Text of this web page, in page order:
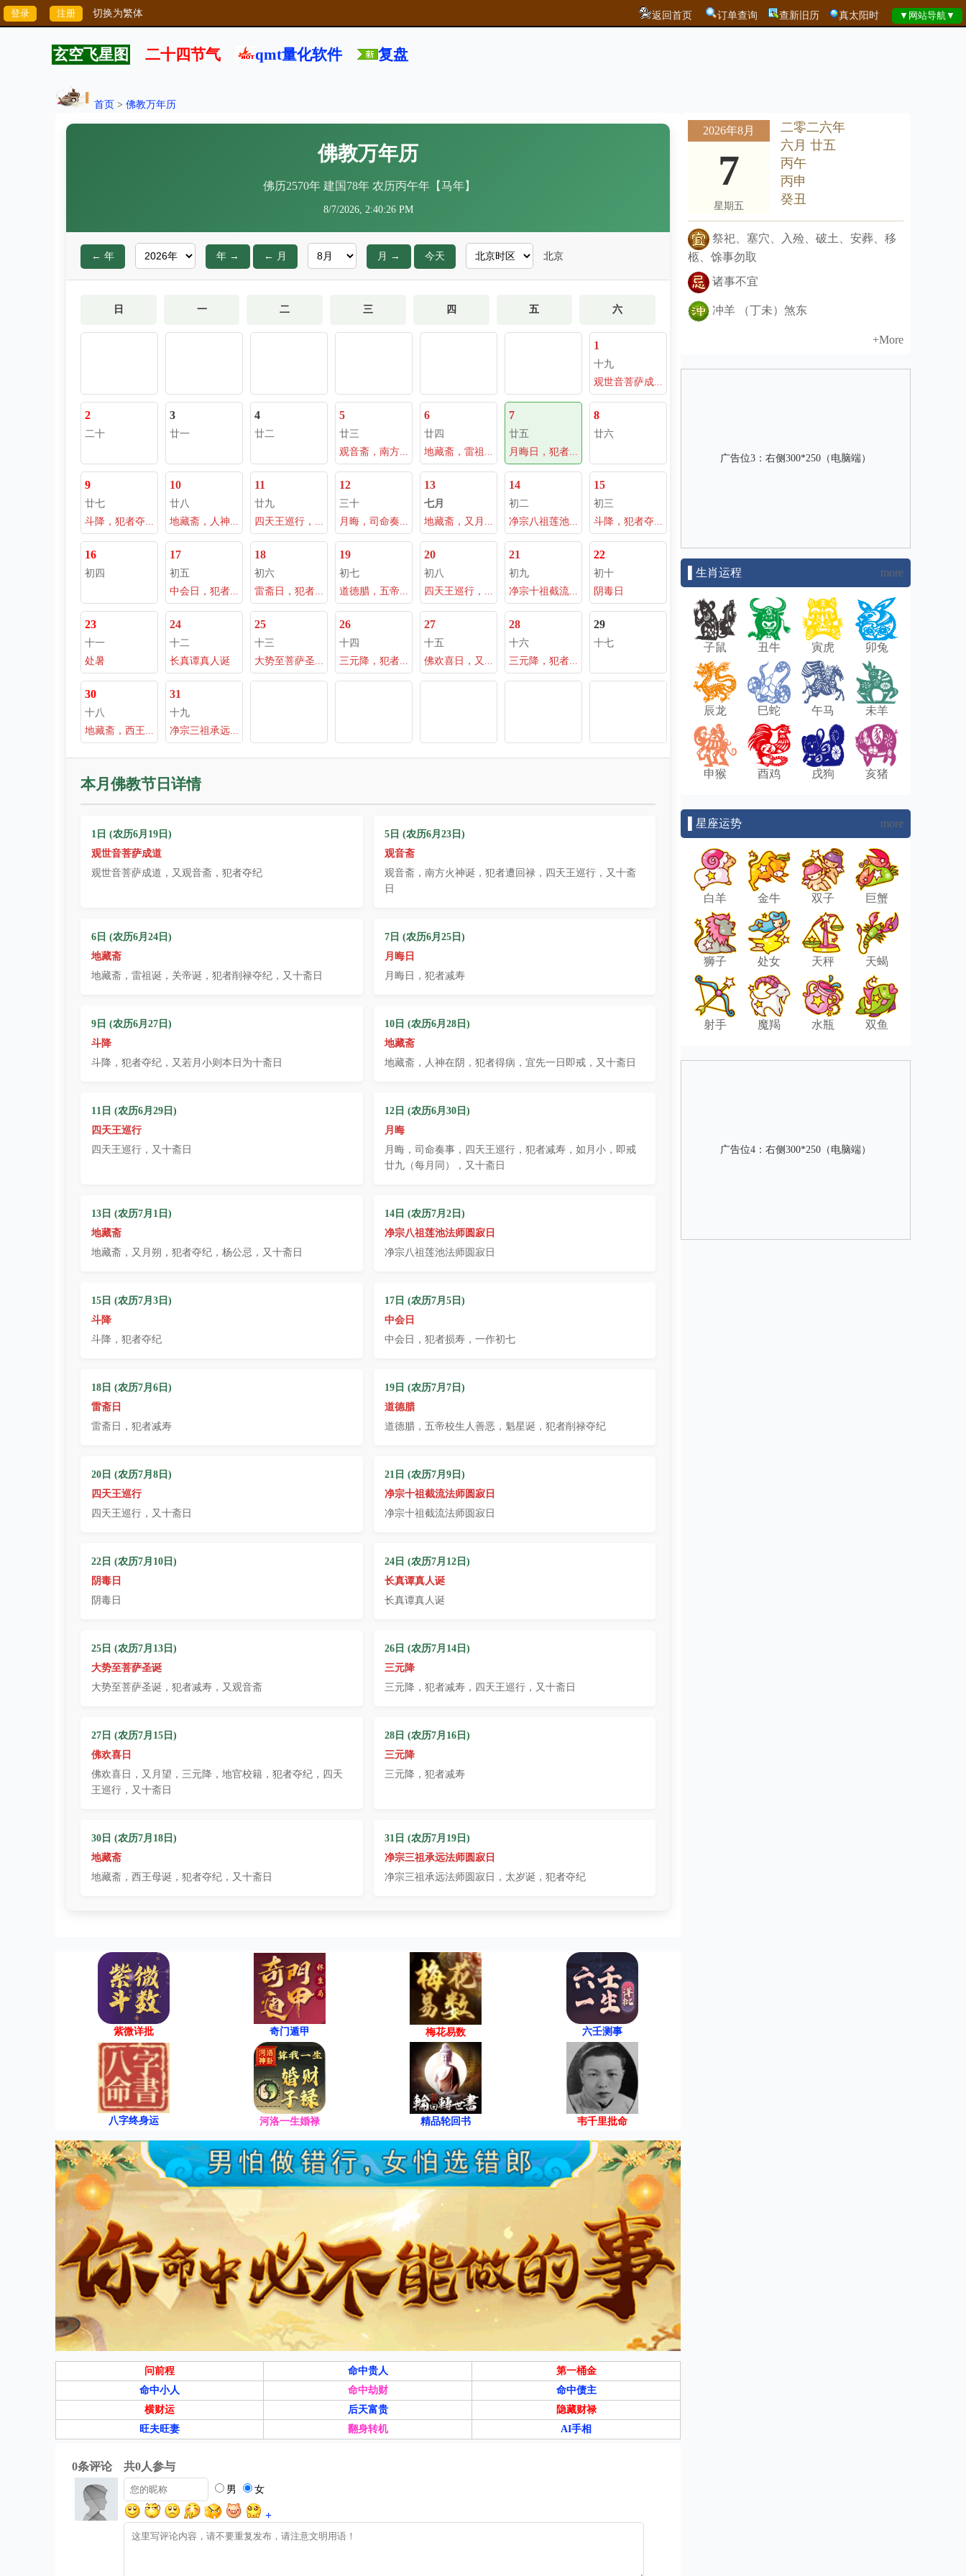
切换为繁体 返回首页 订单查询 查新旧历 真太阳时
玄空飞星图 二十四节气 qmt量化软件 复盘
首页 > 佛教万年历
佛教万年历
佛历2570年 建国78年 农历丙午年【马年】
8/7/2026, 2:40:27 PM
← 年 年 → ← 月 月 → 今天 北京
日 一 二 三 四 五 六
1
十九
观世音菩萨成...
2
二十
3
廿一
4
廿二
5
廿三
观音斋，南方...
6
廿四
地藏斋，雷祖...
7
廿五
月晦日，犯者...
8
廿六
9
廿七
斗降，犯者夺...
10
廿八
地藏斋，人神...
11
廿九
四天王巡行，...
12
三十
月晦，司命奏...
13
七月
地藏斋，又月...
14
初二
净宗八祖莲池...
15
初三
斗降，犯者夺...
16
初四
17
初五
中会日，犯者...
18
初六
雷斋日，犯者...
19
初七
道德腊，五帝...
20
初八
四天王巡行，...
21
初九
净宗十祖截流...
22
初十
阴毒日
23
十一
处暑
24
十二
长真谭真人诞
25
十三
大势至菩萨圣...
26
十四
三元降，犯者...
27
十五
佛欢喜日，又...
28
十六
三元降，犯者...
29
十七
30
十八
地藏斋，西王...
31
十九
净宗三祖承远...
本月佛教节日详情
1日 (农历6月19日)
观世音菩萨成道
观世音菩萨成道，又观音斋，犯者夺纪
5日 (农历6月23日)
观音斋
观音斋，南方火神诞，犯者遭回禄，四天王巡行，又十斋
日
6日 (农历6月24日)
地藏斋
地藏斋，雷祖诞，关帝诞，犯者削禄夺纪，又十斋日
7日 (农历6月25日)
月晦日
月晦日，犯者减寿
9日 (农历6月27日)
斗降
斗降，犯者夺纪，又若月小则本日为十斋日
10日 (农历6月28日)
地藏斋
地藏斋，人神在阴，犯者得病，宜先一日即戒，又十斋日
11日 (农历6月29日)
四天王巡行
四天王巡行，又十斋日
12日 (农历6月30日)
月晦
月晦，司命奏事，四天王巡行，犯者减寿，如月小，即戒
廿九（每月同），又十斋日
13日 (农历7月1日)
地藏斋
地藏斋，又月朔，犯者夺纪，杨公忌，又十斋日
14日 (农历7月2日)
净宗八祖莲池法师圆寂日
净宗八祖莲池法师圆寂日
15日 (农历7月3日)
斗降
斗降，犯者夺纪
17日 (农历7月5日)
中会日
中会日，犯者损寿，一作初七
18日 (农历7月6日)
雷斋日
雷斋日，犯者减寿
19日 (农历7月7日)
道德腊
道德腊，五帝校生人善恶，魁星诞，犯者削禄夺纪
20日 (农历7月8日)
四天王巡行
四天王巡行，又十斋日
21日 (农历7月9日)
净宗十祖截流法师圆寂日
净宗十祖截流法师圆寂日
22日 (农历7月10日)
阴毒日
阴毒日
24日 (农历7月12日)
长真谭真人诞
长真谭真人诞
25日 (农历7月13日)
大势至菩萨圣诞
大势至菩萨圣诞，犯者减寿，又观音斋
26日 (农历7月14日)
三元降
三元降，犯者减寿，四天王巡行，又十斋日
27日 (农历7月15日)
佛欢喜日
佛欢喜日，又月望，三元降，地官校籍，犯者夺纪，四天
王巡行，又十斋日
28日 (农历7月16日)
三元降
三元降，犯者减寿
30日 (农历7月18日)
地藏斋
地藏斋，西王母诞，犯者夺纪，又十斋日
31日 (农历7月19日)
净宗三祖承远法师圆寂日
净宗三祖承远法师圆寂日，太岁诞，犯者夺纪
紫微详批 奇门遁甲 梅花易数 六壬测事
八字终身运 河洛一生婚禄 精品轮回书 韦千里批命
问前程 命中贵人
第一桶金
命中小人
命中劫财
命中债主
横财运
后天富贵
隐藏财禄
旺夫旺妻
翻身转机 AI手相
2026年8月
7
星期五
二零二六年
六月 廿五
丙午
丙申
癸丑
祭祀、塞穴、入殓、破土、安葬、移
柩、馀事勿取
诸事不宜
冲羊 （丁未）煞东
+More
广告位3：右侧300*250（电脑端）
▌生肖运程 more
子鼠 丑牛 寅虎 卯兔
辰龙 巳蛇 午马 未羊
申猴 酉鸡 戌狗 亥猪
▌星座运势 more
白羊 金牛 双子 巨蟹
狮子 处女 天秤 天蝎
射手 魔羯 水瓶 双鱼
广告位4：右侧300*250（电脑端）